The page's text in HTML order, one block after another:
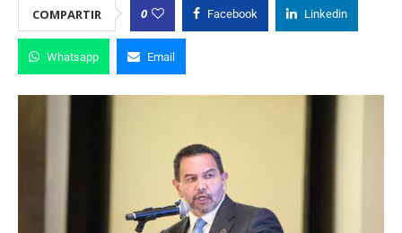
COMPARTIR 0 Facebook Linkedin
Whatsapp Email